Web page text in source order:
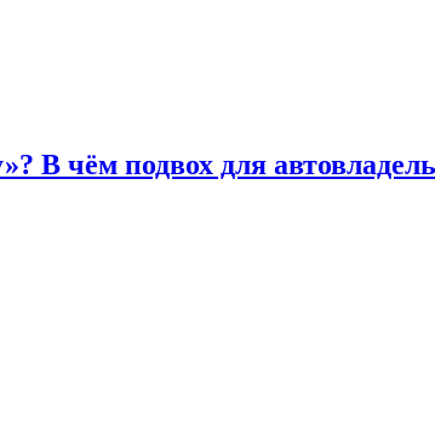
В чём подвох для